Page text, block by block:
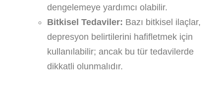
dengelemeye yardımcı olabilir.
Bitkisel Tedaviler: Bazı bitkisel ilaçlar,
depresyon belirtilerini hafifletmek için
kullanılabilir; ancak bu tür tedavilerde
dikkatli olunmalıdır.